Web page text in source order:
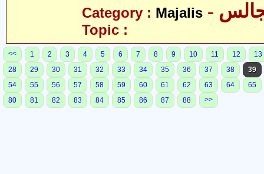
Category : Majalis
Topic :
<< 1 2 3 4 5 6 7 8 9 10 11 12
13
28
29 30 31 32 33 34 35 36 37 38
39
54
55 56 57 58 59 60 61 62 63 64
65
80
81 82 83 84 85 86 87 88 >>